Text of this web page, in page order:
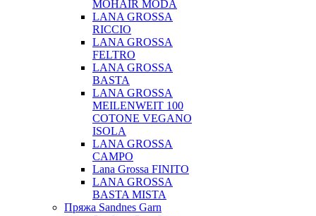
MOHAIR MODA
LANA GROSSA
RICCIO
LANA GROSSA
FELTRO
LANA GROSSA
BASTA
LANA GROSSA
MEILENWEIT 100
COTONE VEGANO
ISOLA
LANA GROSSA
CAMPO
Lana Grossa FINITO
LANA GROSSA
BASTA MISTA
Пряжа Sandnes Garn